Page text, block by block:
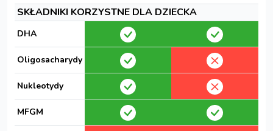
SKŁADNIKI KORZYSTNE DLA DZIECKA
DHA
Oligosacharydy
Nukleotydy
MFGM